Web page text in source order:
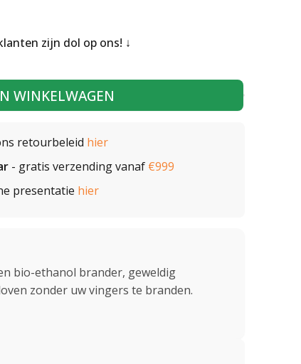
zijn dol op ons!
WINKELWAGEN
retourbeleid hier
- gratis verzending vanaf €999
presentatie hier
bio-ethanol brander, geweldig
zonder uw vingers te branden.